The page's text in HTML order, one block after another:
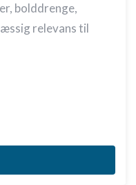
bolddrenge,
relevans til